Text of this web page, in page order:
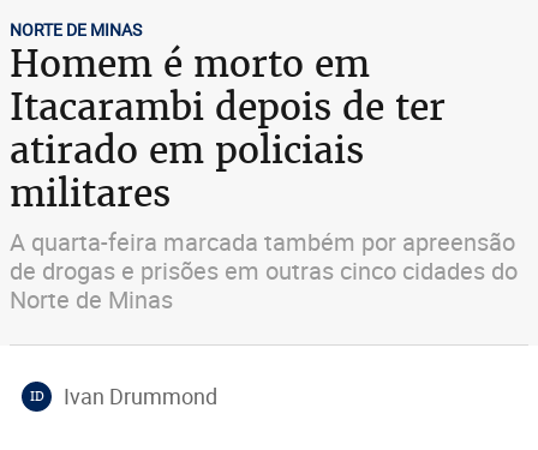
NORTE DE MINAS
Homem é morto em
Itacarambi depois de ter
atirado em policiais
militares
A quarta-feira marcada também por apreensão
de drogas e prisões em outras cinco cidades do
Norte de Minas
ID Ivan Drummond